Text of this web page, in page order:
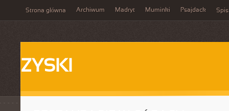
Strona główna Archiwum Madryt Muminki Psajdack Spis
ZYSKI